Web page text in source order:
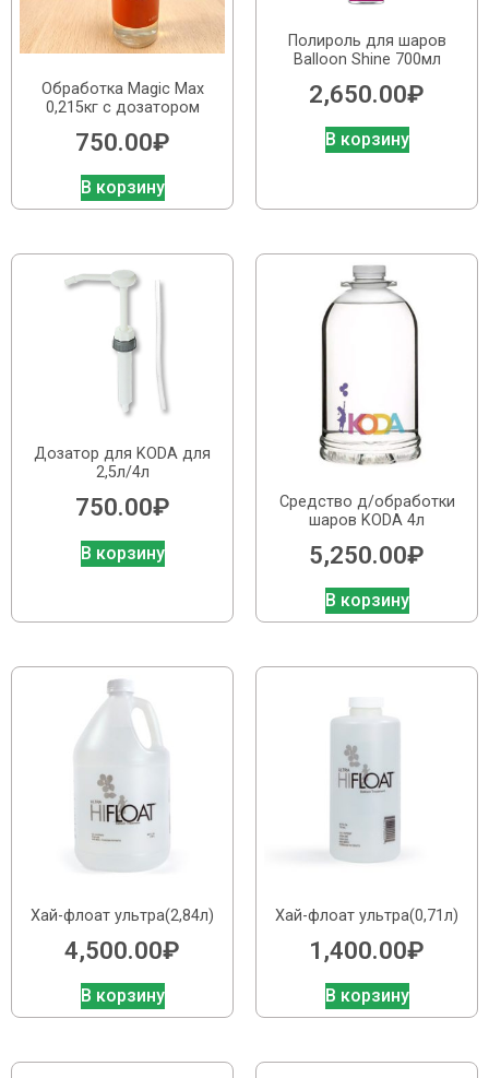
Обработка Magic Max
0,215кг с дозатором
750.00₽
В корзину
Полироль для шаров
Balloon Shine 700мл
2,650.00₽
В корзину
Дозатор для KODA для
2,5л/4л
750.00₽
В корзину
Средство д/обработки
шаров KODA 4л
5,250.00₽
В корзину
Хай-флоат ультра(2,84л)
4,500.00₽
В корзину
Хай-флоат ультра(0,71л)
1,400.00₽
В корзину